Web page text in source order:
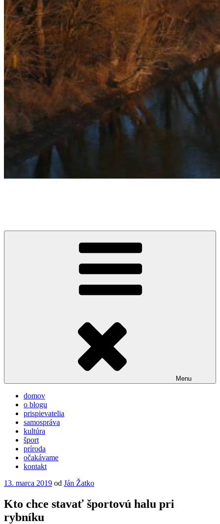
Menu
domov
o blogu
prispievatelia
samospráva
kultúra
šport
príroda
očakávame
kontakt
Publikované
13. marca 2019 od Ján Žatko
Kto chce stavať športovú halu pri
rybníku